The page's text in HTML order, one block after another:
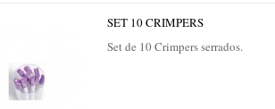
SET 10 CRIMPERS
Set de 10 Crimpers serrados.